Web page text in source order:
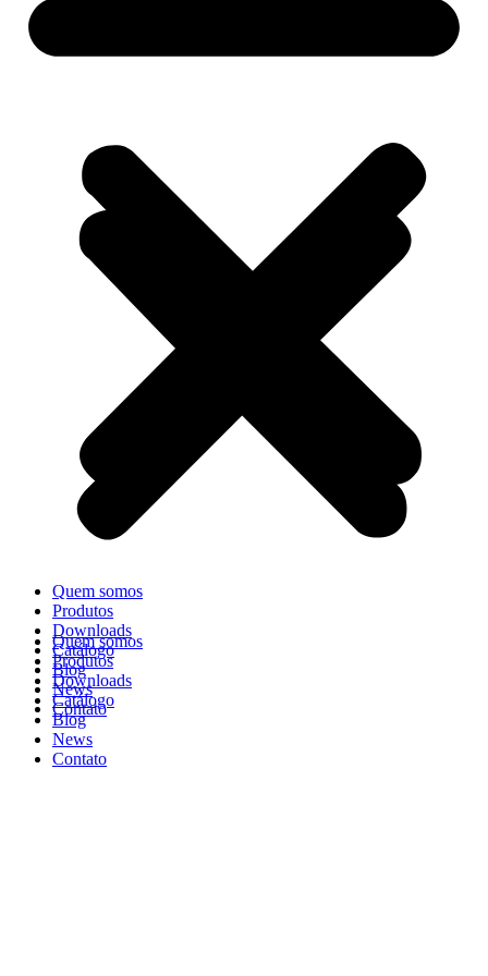
Quem somos
Produtos
Downloads
Catálogo
Blog
News
Contato
Quem somos
Produtos
Downloads
Catálogo
Blog
News
Contato